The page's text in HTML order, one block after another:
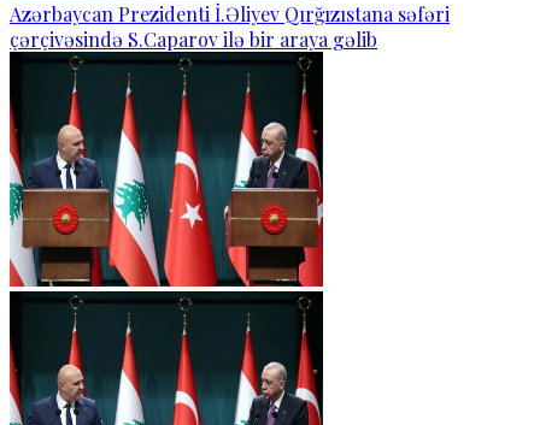
Azərbaycan Prezidenti İ.Əliyev Qırğızıstana səfəri
çərçivəsində S.Caparov ilə bir araya gəlib